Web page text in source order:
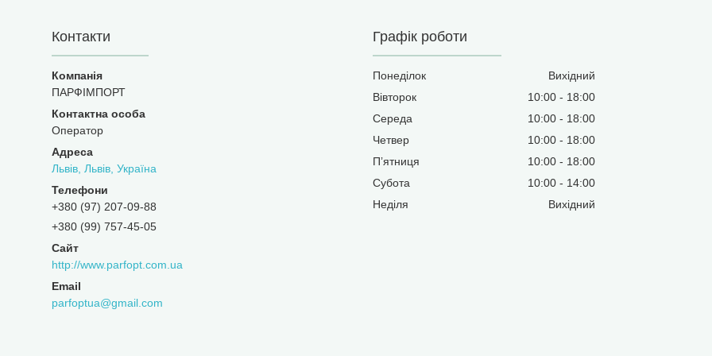
Контакти
ПАРФІМПОРТ
Оператор
Львів, Львів, Україна
+380 (97) 207-09-88
+380 (99) 757-45-05
http://www.parfopt.com.ua
parfoptua@gmail.com
Графік роботи
Понеділок
Вихідний
Вівторок
10:00
18:00
Середа
10:00
18:00
Четвер
10:00
18:00
Пʼятниця
10:00
18:00
Субота
10:00
14:00
Неділя
Вихідний